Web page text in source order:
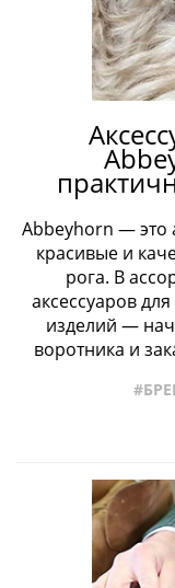
Abbeyhorn — это
красивые и
рога. В
аксессуаров
изделий —
воротника и